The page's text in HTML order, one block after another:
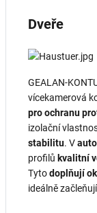
Dveře
vícekamerová
pro ochranu
izolační
stabilitu. V
profilů kvalitní
Tytodoplňují
ideálně